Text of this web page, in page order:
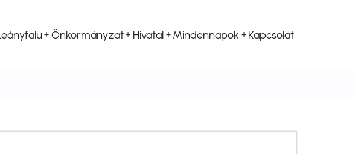
Önkormányzat Hivatal Mindennapok Kapcsolat